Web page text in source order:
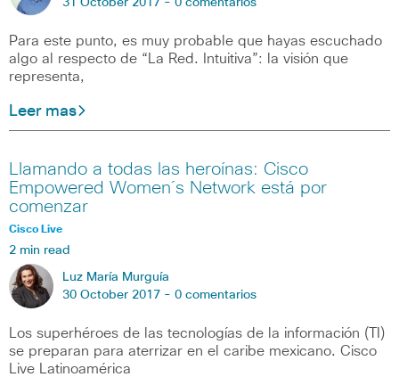
31 October 2017 - 0 comentarios
Para este punto, es muy probable que hayas escuchado
algo al respecto de “La Red. Intuitiva”: la visión que
representa,
Leer mas
Llamando a todas las heroínas: Cisco
Empowered Women´s Network está por
comenzar
Cisco Live
2 min read
Luz María Murguía
30 October 2017 - 0 comentarios
Los superhéroes de las tecnologías de la información (TI)
se preparan para aterrizar en el caribe mexicano. Cisco
Live Latinoamérica